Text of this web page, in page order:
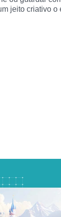
jeito criativo o